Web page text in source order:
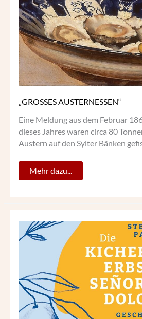
„GROSSES AUSTERNESSEN“
Eine Meldung aus dem Februar
dieses Jahres waren circa 80
Austern auf den Sylter Bänken
Mehr dazu...
STEVAN
PAUL:
DIE
KICHERERBSEN
SEÑORA
DOLORES